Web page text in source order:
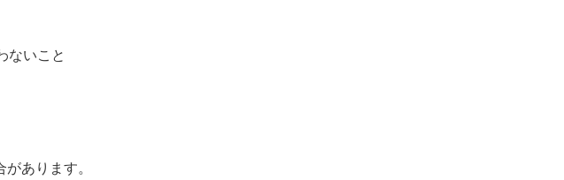
ないこと
あります。